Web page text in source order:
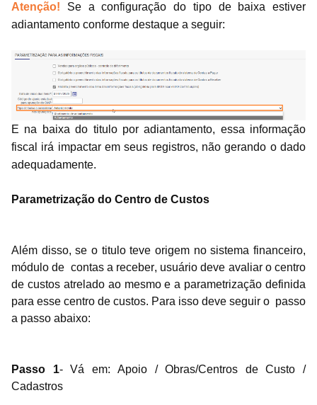
Atenção! Se a configuração do tipo de baixa estiver
adiantamento conforme destaque a seguir:
E na baixa do titulo por adiantamento, essa informação
fiscal irá impactar em seus registros, não gerando o dado
adequadamente.
Parametrização do Centro de Custos
Além disso, se o titulo teve origem no sistema financeiro,
módulo de contas a receber, usuário deve avaliar o centro
de custos atrelado ao mesmo e a parametrização definida
para esse centro de custos. Para isso deve seguir o passo
a passo abaixo:
Passo 1- Vá em: Apoio / Obras/Centros de Custo /
Cadastros